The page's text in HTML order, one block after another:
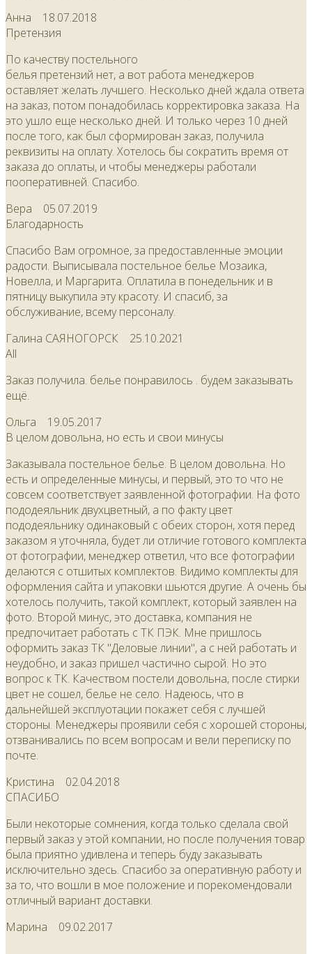
Анна 18.07.2018
Претензия
По качеству постельного
белья претензий нет, а вот работа менеджеров
оставляет желать лучшего. Несколько дней ждала ответа
на заказ, потом понадобилась корректировка заказа. На
это ушло еще несколько дней. И только через 10 дней
после того, как был сформирован заказ, получила
реквизиты на оплату. Хотелось бы сократить время от
заказа до оплаты, и чтобы менеджеры работали
пооперативней. Спасибо.
Вера 05.07.2019
Благодарность
Спасибо Вам огромное, за предоставленные эмоции
радости. Выписывала постельное белье Мозаика,
Новелла, и Маргарита. Оплатила в понедельник и в
пятницу выкупила эту красоту. И спасиб, за
обслуживание, всему персоналу.
Галина САЯНОГОРСК 25.10.2021
All
Заказ получила. белье понравилось . будем заказывать
ещё.
Ольга 19.05.2017
В целом довольна, но есть и свои минусы
Заказывала постельное белье. В целом довольна. Но
есть и определенные минусы, и первый, это то что не
совсем соответствует заявленной фотографии. На фото
пододеяльник двухцветный, а по факту цвет
пододеяльнику одинаковый с обеих сторон, хотя перед
заказом я уточняла, будет ли отличие готового комплекта
от фотографии, менеджер ответил, что все фотографии
делаются с отшитых комплектов. Видимо комплекты для
оформления сайта и упаковки шьются другие. А очень бы
хотелось получить, такой комплект, который заявлен на
фото. Второй минус, это доставка, компания не
предпочитает работать с ТК ПЭК. Мне пришлось
оформить заказ ТК "Деловые линии", а с ней работать и
неудобно, и заказ пришел частично сырой. Но это
вопрос к ТК. Качеством постели довольна, после стирки
цвет не сошел, белье не село. Надеюсь, что в
дальнейшей эксплуотации покажет себя с лучшей
стороны. Менеджеры проявили себя с хорошей стороны,
отзванивались по всем вопросам и вели переписку по
почте.
Кристина 02.04.2018
СПАСИБО
Были некоторые сомнения, когда только сделала свой
первый заказ у этой компании, но после получения товар
была приятно удивлена и теперь буду заказывать
исключительно здесь. Спасибо за оперативную работу и
за то, что вошли в мое положение и порекомендовали
отличный вариант доставки.
Марина 09.02.2017